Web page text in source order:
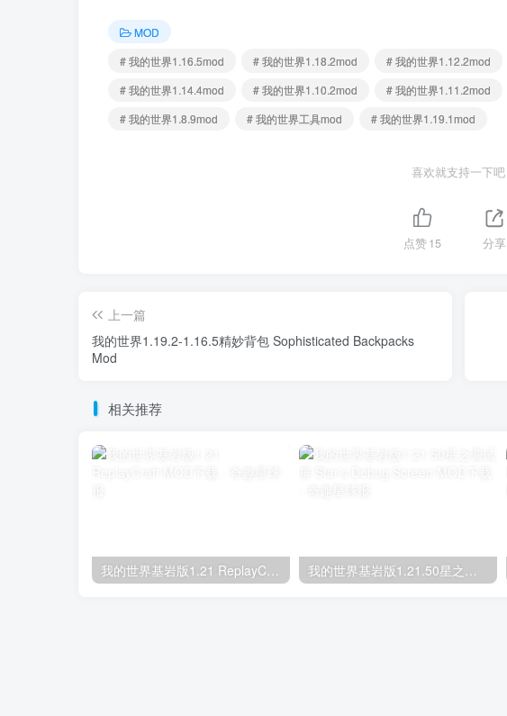
MOD
# 我的世界1.16.5mod
# 我的世界1.18.2mod # 我的世界1.12.2mod
# 我的世界1.14.4mod
# 我的世界1.10.2mod # 我的世界1.11.2mod
# 我的世界1.8.9mod
# 我的世界工具mod # 我的世界1.19.1mod
喜欢就支持一下吧
点赞15 分享
上一篇
我的世界1.19.2-1.16.5精妙背包 Sophisticated Backpacks
Mod
相关推荐
我的世界基岩版1.21 ReplayCraft MOD下载 我的世界基岩版1.21.50星之调试屏 Star’s Debug Screen MOD下载